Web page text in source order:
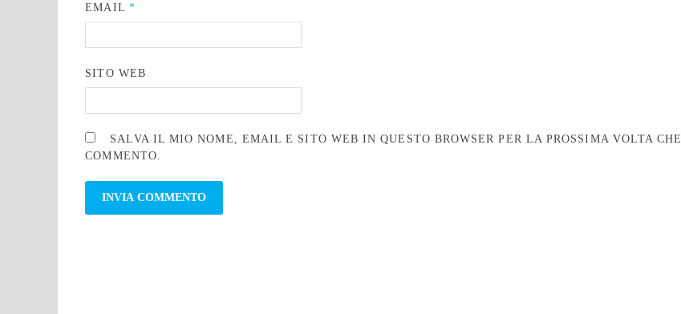
EMAIL *
SITO WEB
SALVA IL MIO NOME, EMAIL E SITO WEB IN QUESTO BROWSER PER LA PROSSIMA VOLTA CHE
COMMENTO.